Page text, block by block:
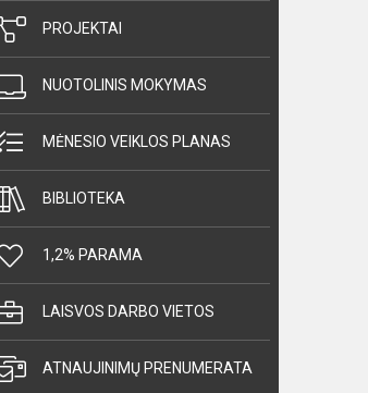
PROJEKTAI
NUOTOLINIS MOKYMAS
MĖNESIO VEIKLOS PLANAS
BIBLIOTEKA
1,2% PARAMA
LAISVOS DARBO VIETOS
ATNAUJINIMŲ PRENUMERATA